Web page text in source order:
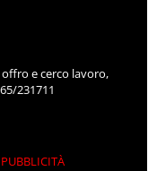
e cerco lavoro,
231711